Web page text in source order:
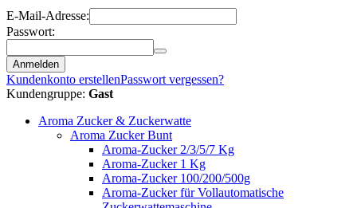
E-Mail-Adresse:
Passwort:
Anmelden
Kundenkonto erstellenPasswort vergessen?
Kundengruppe: Gast
Aroma Zucker & Zuckerwatte
Aroma Zucker Bunt
Aroma-Zucker 2/3/5/7 Kg
Aroma-Zucker 1 Kg
Aroma-Zucker 100/200/500g
Aroma-Zucker für Vollautomatische